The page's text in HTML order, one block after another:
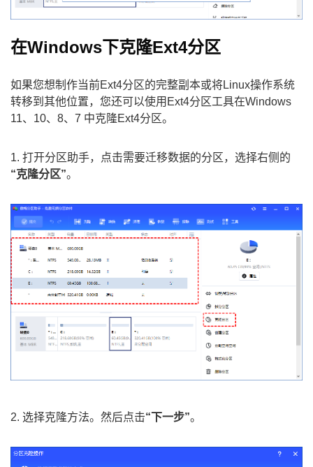
在Windows下克隆Ext4分区
如果您想制作当前Ext4分区的完整副本或将Linux操作系统
转移到其他位置，您还可以使用Ext4分区工具在Windows
11、10、8、7 中克隆Ext4分区。
1. 打开分区助手，点击需要迁移数据的分区，选择右侧的
“克隆分区”。
2. 选择克隆方法。然后点击“下一步”。